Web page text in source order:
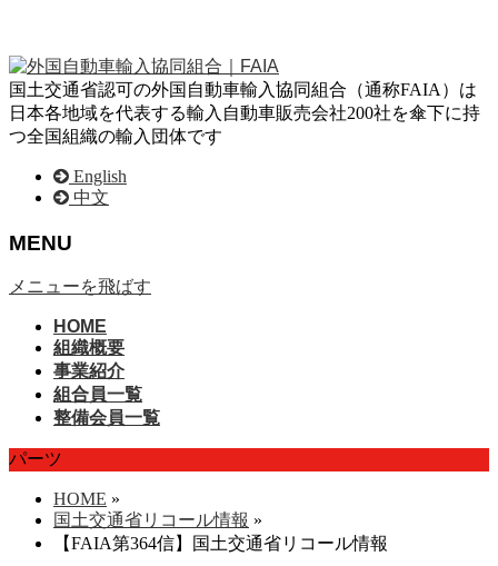
国土交通省認可の外国自動車輸入協同組合（通称FAIA）は
日本各地域を代表する輸入自動車販売会社200社を傘下に持
つ全国組織の輸入団体です
English
中文
MENU
メニューを飛ばす
HOME
組織概要
事業紹介
組合員一覧
整備会員一覧
パーツ
HOME »
国土交通省リコール情報 »
【FAIA第364信】国土交通省リコール情報